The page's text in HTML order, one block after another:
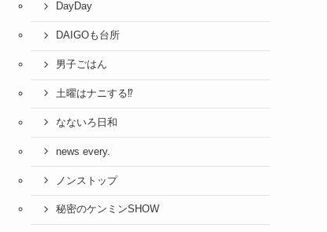
DayDay
DAIGOも台所
男子ごはん
土曜はナニする⁉
なないろ日和
news every.
ノンストップ
秘密のケンミンSHOW